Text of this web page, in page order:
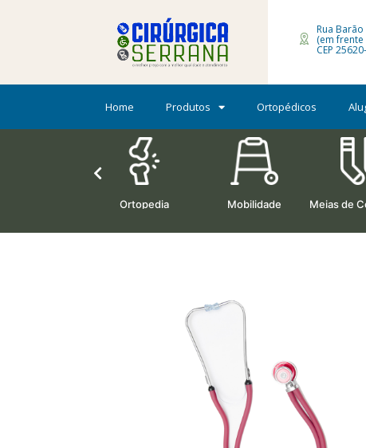
Rua
(em
CEP
Home Produtos Ortopédicos
Ortopedia Mobilidade Meias de